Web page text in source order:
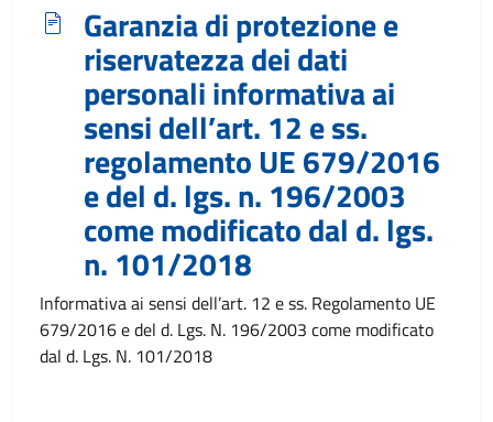
Garanzia di protezione e
riservatezza dei dati
personali informativa ai
sensi dell’art. 12 e ss.
regolamento UE 679/2016
e del d. lgs. n. 196/2003
come modificato dal d. lgs.
n. 101/2018
Informativa ai sensi dell’art. 12 e ss. Regolamento UE
679/2016 e del d. Lgs. N. 196/2003 come modificato
dal d. Lgs. N. 101/2018